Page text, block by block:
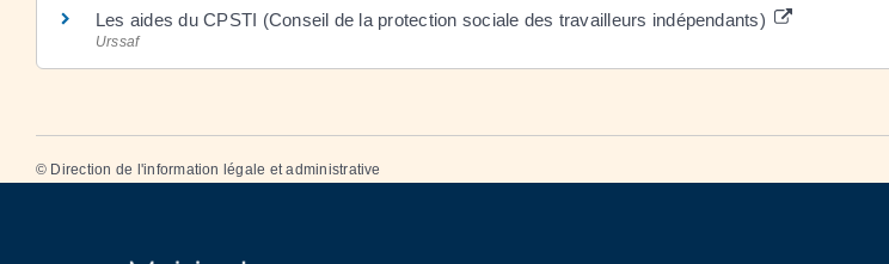
Les aides du CPSTI (Conseil de la protection sociale des travailleurs indépendants)
Urssaf
© Direction de l'information légale et administrative